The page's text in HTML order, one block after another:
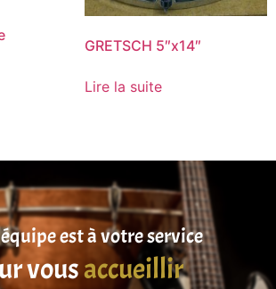
GRETSCH 5″x14″
Lire la suite
est à votre service
vousaccueillir